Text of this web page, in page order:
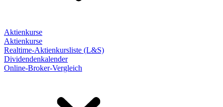
Aktienkurse
Aktienkurse
Realtime-Aktienkursliste (L&S)
Dividendenkalender
Online-Broker-Vergleich